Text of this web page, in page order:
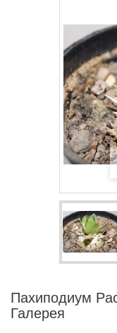
Пахиподиум
Галерея